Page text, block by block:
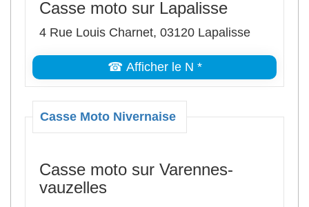
Casse moto sur Lapalisse
4 Rue Louis Charnet, 03120 Lapalisse
☎ Afficher le N *
Casse Moto Nivernaise
Casse moto sur Varennes-
vauzelles